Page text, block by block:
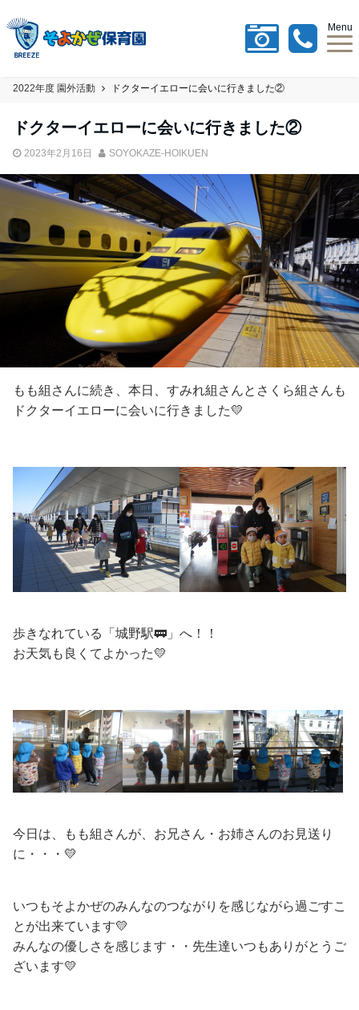
Menu
2022年度 園外活動 ドクターイエローに会いに行きました②
ドクターイエローに会いに行きました②
2023年2月16日 SOYOKAZE-HOIKUEN
もも組さんに続き、本日、すみれ組さんとさくら組さんも
ドクターイエローに会いに行きました💛
歩きなれている「城野駅🚃」へ！！
お天気も良くてよかった💛
今日は、もも組さんが、お兄さん・お姉さんのお見送り
に・・・💛
いつもそよかぜのみんなのつながりを感じながら過ごすこ
とが出来ています💛
みんなの優しさを感じます・・先生達いつもありがとうご
ざいます💛